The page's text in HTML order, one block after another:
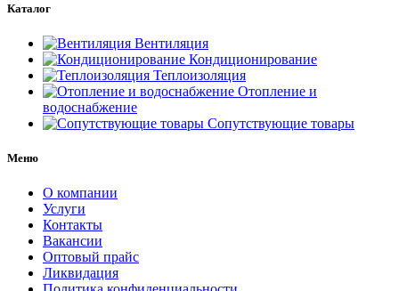
Каталог
Вентиляция
Кондиционирование
Теплоизоляция
Отопление и
водоснабжение
Сопутствующие товары
Меню
О компании
Услуги
Контакты
Вакансии
Оптовый прайс
Ликвидация